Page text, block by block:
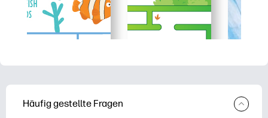
Häufig gestellte Fragen